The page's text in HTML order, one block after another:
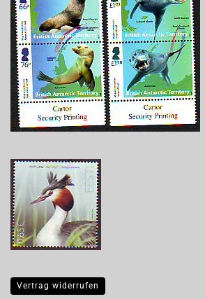
Vertrag widerrufen